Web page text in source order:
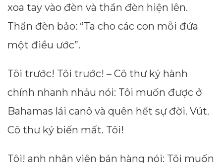
xoa tay vào đèn và thần đèn hiện lên.
Thần đèn bảo: “Ta cho các con mỗi đứa
một điều ước”.
Tôi trước! Tôi trước! – Cô thư ký hành
chính nhanh nhảu nói: Tôi muốn được ở
Bahamas lái canô và quên hết sự đời. Vút.
Cô thư ký biến mất. Tôi!
Tôi! anh nhân viên bán hàng nói: Tôi muốn